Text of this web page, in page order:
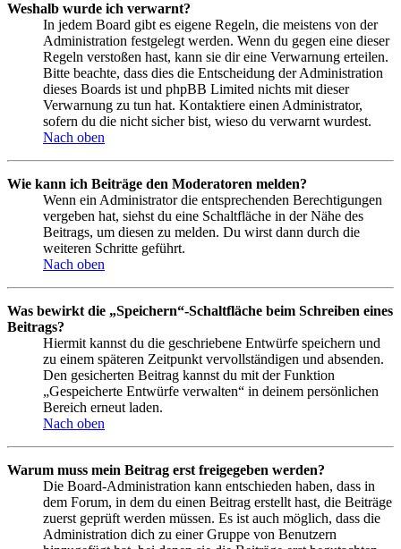
Weshalb wurde ich verwarnt?
In jedem Board gibt es eigene Regeln, die meistens von der
Administration festgelegt werden. Wenn du gegen eine dieser
Regeln verstoßen hast, kann sie dir eine Verwarnung erteilen.
Bitte beachte, dass dies die Entscheidung der Administration
dieses Boards ist und phpBB Limited nichts mit dieser
Verwarnung zu tun hat. Kontaktiere einen Administrator,
sofern du die nicht sicher bist, wieso du verwarnt wurdest.
Nach oben
Wie kann ich Beiträge den Moderatoren melden?
Wenn ein Administrator die entsprechenden Berechtigungen
vergeben hat, siehst du eine Schaltfläche in der Nähe des
Beitrags, um diesen zu melden. Du wirst dann durch die
weiteren Schritte geführt.
Nach oben
Was bewirkt die „Speichern“-Schaltfläche beim Schreiben eines
Beitrags?
Hiermit kannst du die geschriebene Entwürfe speichern und
zu einem späteren Zeitpunkt vervollständigen und absenden.
Den gesicherten Beitrag kannst du mit der Funktion
„Gespeicherte Entwürfe verwalten“ in deinem persönlichen
Bereich erneut laden.
Nach oben
Warum muss mein Beitrag erst freigegeben werden?
Die Board-Administration kann entschieden haben, dass in
dem Forum, in dem du einen Beitrag erstellt hast, die Beiträge
zuerst geprüft werden müssen. Es ist auch möglich, dass die
Administration dich zu einer Gruppe von Benutzern